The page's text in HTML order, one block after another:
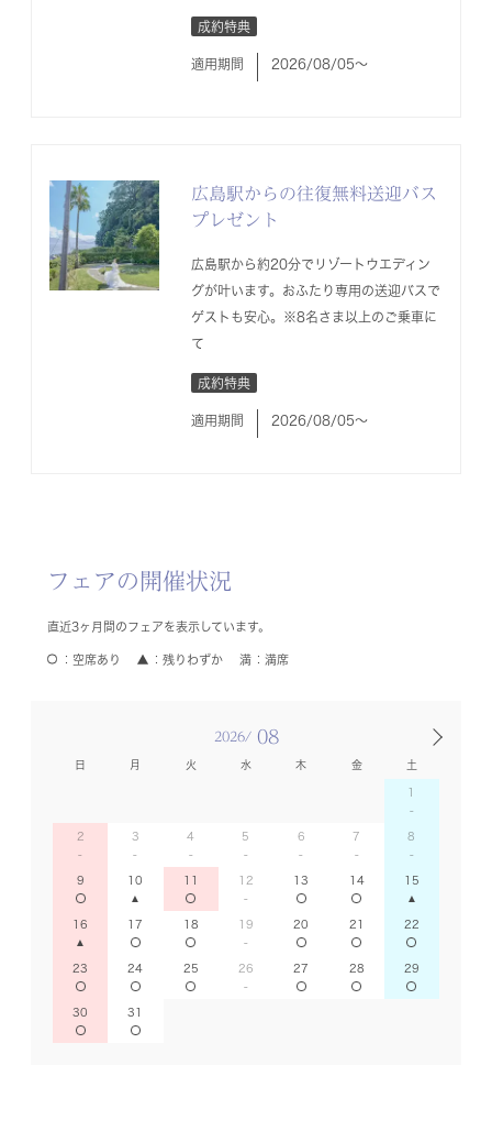
成約特典
適用期間 2026/08/05〜
広島駅からの往復無料送迎バス
プレゼント
広島駅から約20分でリゾートウエディン
グが叶います。おふたり専用の送迎バスで
ゲストも安心。※8名さま以上のご乗車に
て
成約特典
適用期間 2026/08/05〜
フェアの開催状況
直近3ヶ月間のフェアを表示しています。
空席あり 残りわずか 満席
2026/ 08
日 月 火 水 木 金 土
1
2 3 4 5 6 7 8
9 10 11 12 13 14 15
16 17 18 19 20 21 22
23 24 25 26 27 28 29
30 31